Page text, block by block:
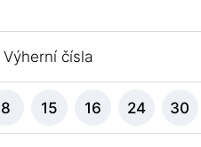
Výherní čísla
8 15 16 24 30